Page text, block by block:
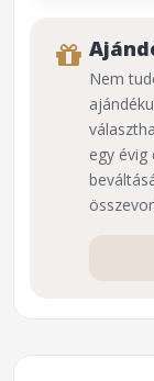
Nem
egy évig